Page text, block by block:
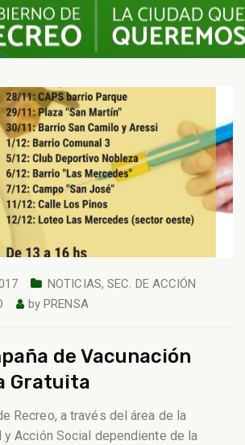
NOTICIAS,SEC. DE ACCIÓN
byPRENSA
de Vacunación
Gratuita
Recreo, a través del área de la
y Acción Social dependiente de la